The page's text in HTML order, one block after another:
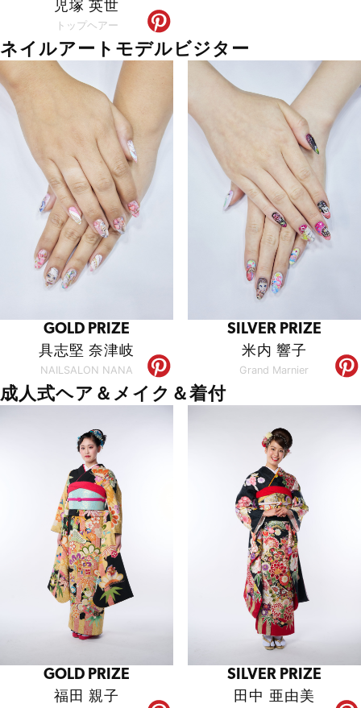
児塚 英世
トップヘアー
ネイルアートモデルビジター
GOLD PRIZE
具志堅 奈津岐
NAILSALON NANA
SILVER PRIZE
米内 響子
Grand Marnier
成人式ヘア＆メイク＆着付
GOLD PRIZE
福田 親子
SILVER PRIZE
田中 亜由美